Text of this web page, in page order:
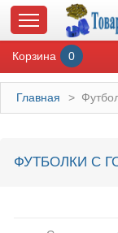
Корзина 0
Главная >
ФУТБОЛКИ С